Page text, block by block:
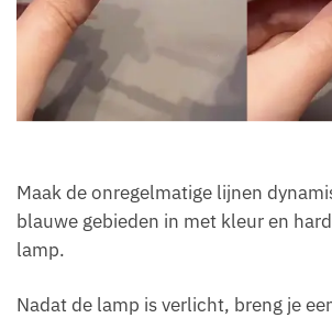
Maak de onregelmatige lijnen
blauwe gebieden in met kleur en
lamp.
Nadat de lamp is verlicht, breng je